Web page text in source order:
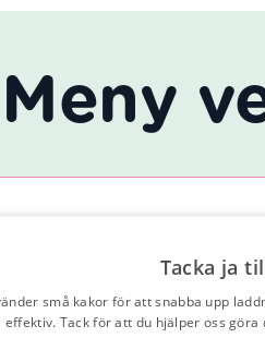
quorn serveras med ris
med quorn serveras
Tacka ja
små kakor för att snabba upp
effektiv. Tack för att du hjälper oss göra